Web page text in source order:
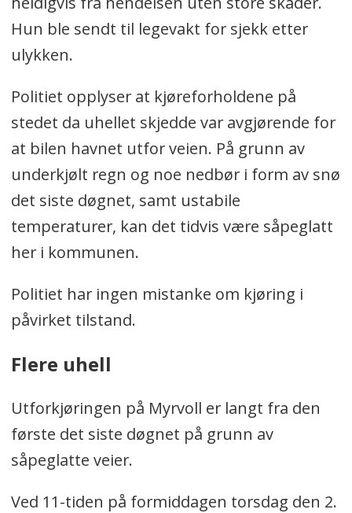
Hun ble sendt til legevakt for sjekk etter
ulykken.
Politiet opplyser at kjøreforholdene på
stedet da uhellet skjedde var avgjørende for
at bilen havnet utfor veien. På grunn av
underkjølt regn og noe nedbør i form av snø
det siste døgnet, samt ustabile
temperaturer, kan det tidvis være såpeglatt
her i kommunen.
Politiet har ingen mistanke om kjøring i
påvirket tilstand.
Flere uhell
Utforkjøringen på Myrvoll er langt fra den
første det siste døgnet på grunn av
såpeglatte veier.
Ved 11-tiden på formiddagen torsdag den 2.